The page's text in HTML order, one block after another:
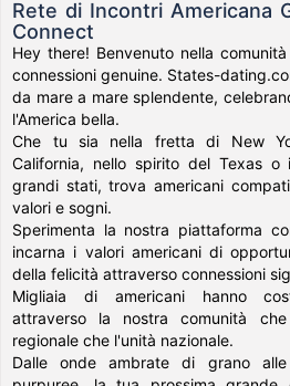
Rete di Incontri Americana
Connect
Hey there! Benvenuto nella
connessioni genuine. States-
da mare a mare splendente,
l'America bella.
Che tu sia nella fretta di New
California, nello spirito del Texas
grandi stati, trova americani
valori e sogni.
Sperimenta la nostra piattaforma
incarna i valori americani di
della felicità attraverso connessioni
Migliaia di americani hanno
attraverso la nostra comunità
regionale che l'unità nazionale.
Dalle onde ambrate di grano